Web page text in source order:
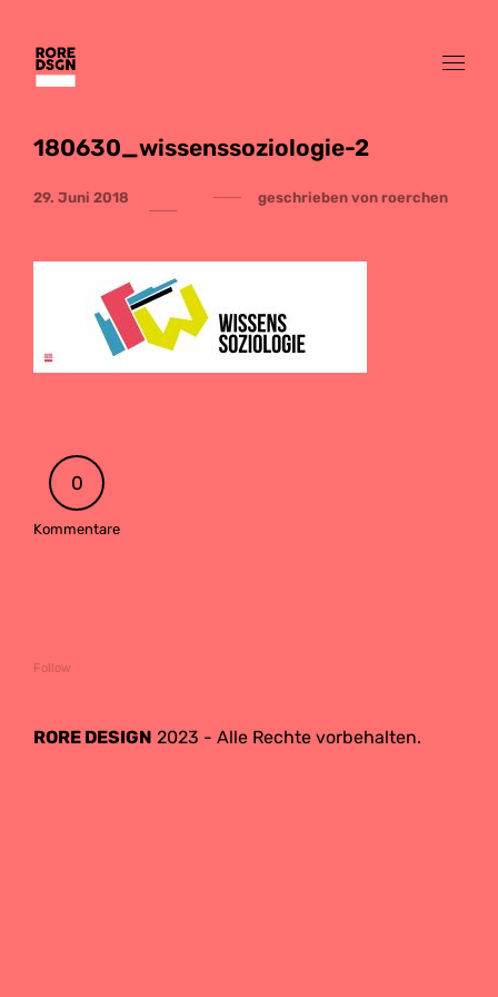
180630_wissenssoziologie-2
29. Juni 2018 geschrieben von roerchen
0
Kommentare
Follow
RORE DESIGN 2023 - Alle Rechte vorbehalten.